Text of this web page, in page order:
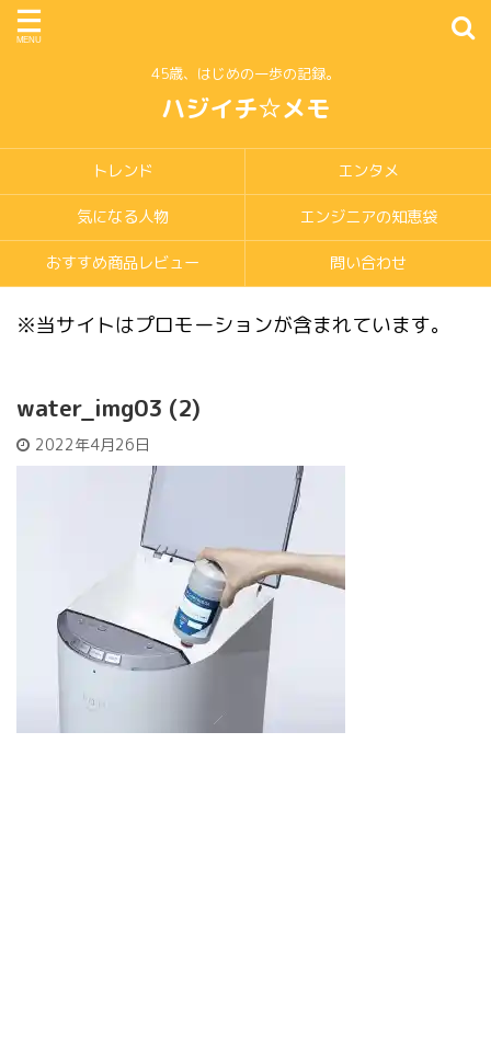
45歳、はじめの一歩の記録。
ハジイチ☆メモ
トレンド エンタメ
気になる人物 エンジニアの知恵袋
おすすめ商品レビュー 問い合わせ
※当サイトはプロモーションが含まれています。
water_img03 (2)
2022年4月26日